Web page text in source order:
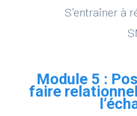
S’entraîner à
Module 5 :
faire